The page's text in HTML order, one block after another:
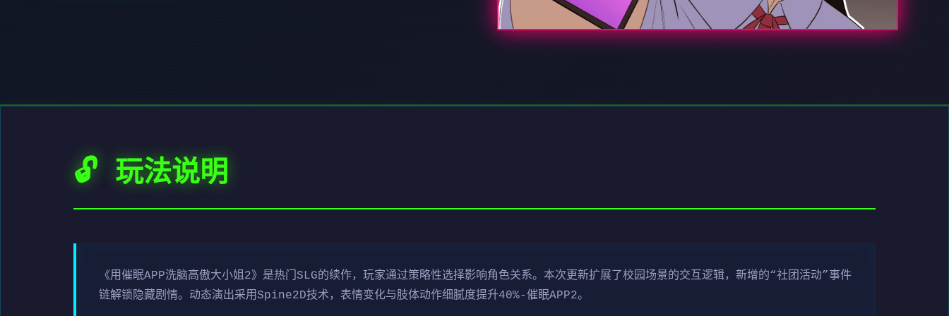
🔓 玩法说明
《用催眠APP洗脑高傲大小姐2》是热门SLG的续作，玩家通过策略性选择影响角色关系。本次更新扩展了校园场景的交互逻辑，新增的“社团活动”事件
链解锁隐藏剧情。动态演出采用Spine2D技术，表情变化与肢体动作细腻度提升40%-催眠APP2。